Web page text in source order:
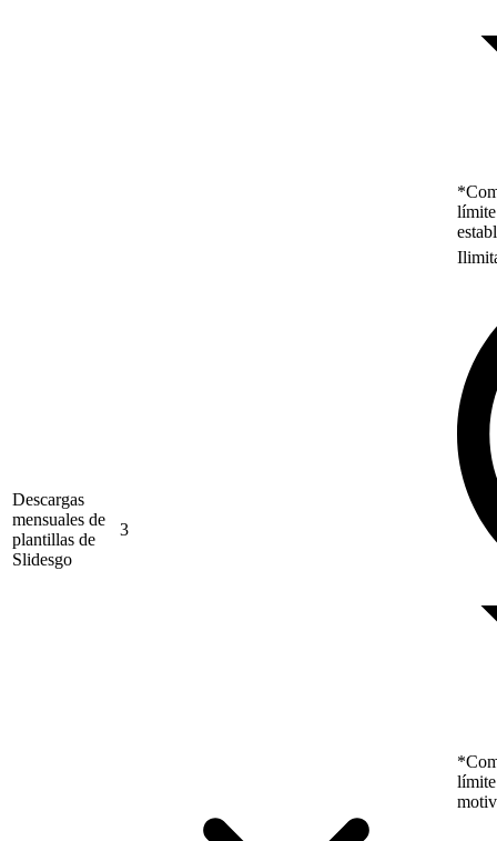
Descargas
mensuales de
plantillas de
Slidesgo
3
límite